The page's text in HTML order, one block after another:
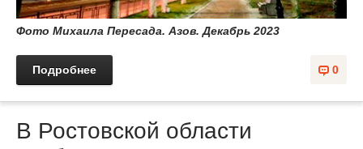
Фото Михаила Пересада. Азов. Декабрь 2023
0
Подробнее
В Ростовской области